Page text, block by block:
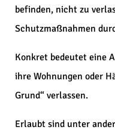
befinden, nicht zu
Schutzmaßnahmen
Konkret bedeutet eine
ihre Wohnungen oder
Grund“ verlassen.
Erlaubt sind unter